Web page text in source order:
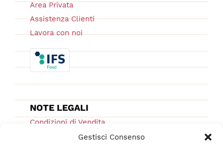
Gestisci Consenso
Area Privata
Assistenza Clienti
Lavora con noi
NOTE LEGALI
Condizioni di Vendita
Ordini e Spedizioni